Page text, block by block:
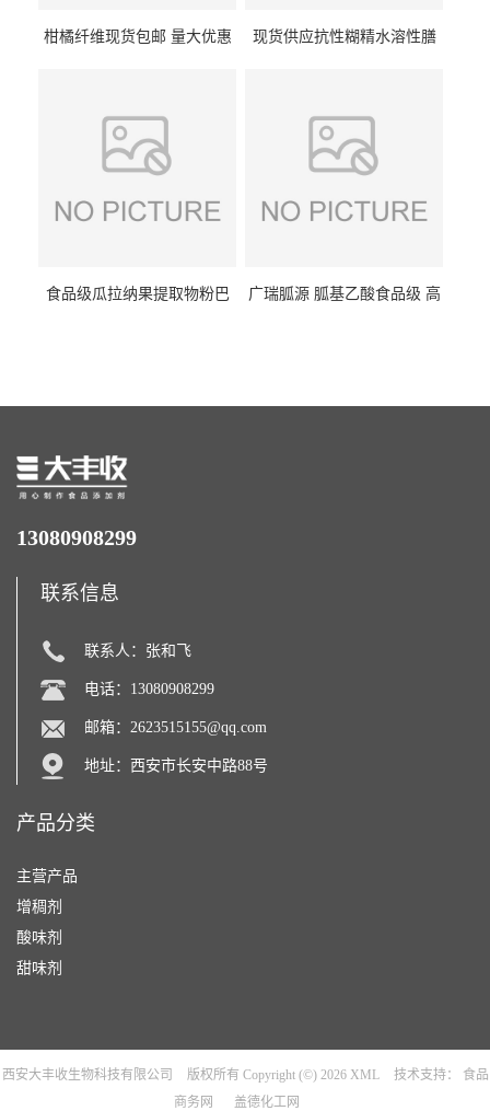
柑橘纤维现货包邮 量大优惠
现货供应抗性糊精水溶性膳
食品级瓜拉纳果提取物粉巴
广瑞胍源 胍基乙酸食品级 高
13080908299
联系信息
联系人：张和飞
电话：13080908299
邮箱： 2623515155@qq.com
地址：西安市长安中路88号
产品分类
主营产品
增稠剂
酸味剂
甜味剂
西安大丰收生物科技有限公司 版权所有 Copyright (©) 2026 XML 技术支持：
食品
商务网
盖德化工网